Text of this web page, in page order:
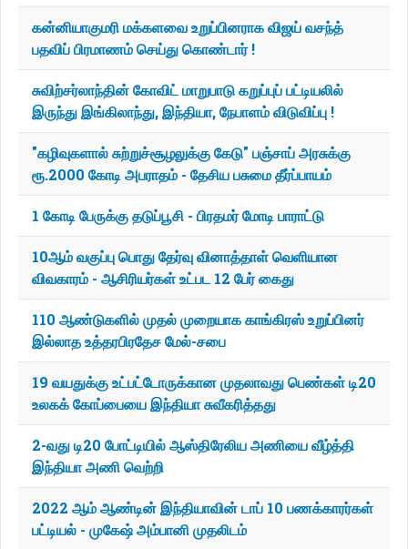
கன்னியாகுமரி மக்களவை உறுப்பினராக விஜய் வசந்த்
பதவிப் பிரமாணம் செய்து கொண்டார் !
சுவிற்சர்லாந்தின் கோவிட் மாறுபாடு கறுப்புப் பட்டியலில்
இருந்து இங்கிலாந்து, இந்தியா, நேபாளம் விடுவிப்பு !
"கழிவுகளால் சுற்றுச்சூழலுக்கு கேடு" பஞ்சாப் அரசுக்கு
ரூ.2000 கோடி அபராதம் - தேசிய பசுமை தீர்ப்பாயம்
1 கோடி பேருக்கு தடுப்பூசி - பிரதமர் மோடி பாராட்டு
10ஆம் வகுப்பு பொது தேர்வு வினாத்தாள் வெளியான
விவகாரம் - ஆசிரியர்கள் உட்பட 12 பேர் கைது
110 ஆண்டுகளில் முதல் முறையாக காங்கிரஸ் உறுப்பினர்
இல்லாத உத்தரபிரதேச மேல்-சபை
19 வயதுக்கு உட்பட்டோருக்கான முதலாவது பெண்கள் டி20
உலகக் கோப்பையை இந்தியா சுவீகரித்தது
2-வது டி20 போட்டியில் ஆஸ்திரேலிய அணியை வீழ்த்தி
இந்தியா அணி வெற்றி
2022 ஆம் ஆண்டின் இந்தியாவின் டாப் 10 பணக்காரர்கள்
பட்டியல் - முகேஷ் அம்பானி முதலிடம்